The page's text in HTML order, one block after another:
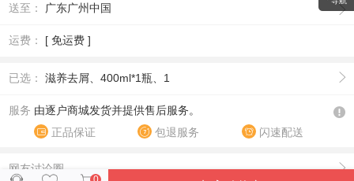
送至： 广东广州中国
运费： [ 免运费 ]
已选： 滋养去屑、400ml*1瓶、1
服务 由逐户商城发货并提供售后服务。
正品保证
包退服务 闪速配送
网友讨论圈